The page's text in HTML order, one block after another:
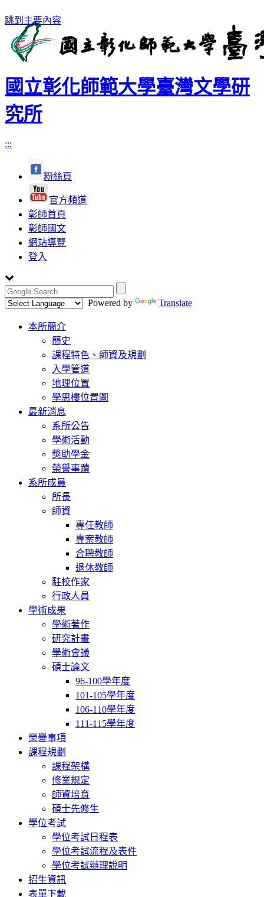
跳到主要內容
國立彰化師範大學臺灣文學研
究所
:::
粉絲頁
官方頻道
彰師首頁
彰師國文
網站導覽
登入
Powered by
Translate
Toggle
navigation
本所簡介
簡史
課程特色、師資及規劃
入學管道
地理位置
學思樓位置圖
最新消息
系所公告
學術活動
獎助學金
榮譽事蹟
系所成員
所長
師資
專任教師
專案教師
合聘教師
退休教師
駐校作家
行政人員
學術成果
學術著作
研究計畫
學術會議
碩士論文
96-100學年度
101-105學年度
106-110學年度
111-115學年度
榮譽事項
課程規劃
課程架構
修業規定
師資培育
碩士先修生
學位考試
學位考試日程表
學位考試流程及表件
學位考試辦理說明
招生資訊
表單下載